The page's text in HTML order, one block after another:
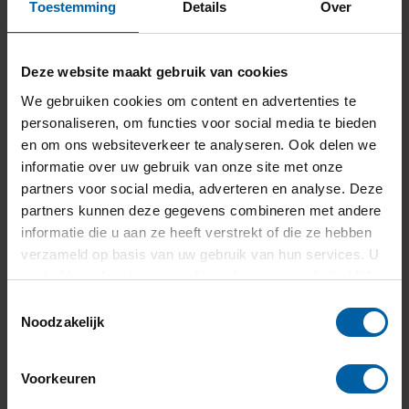
Toestemming Details Over
Deze website maakt gebruik van cookies
We gebruiken cookies om content en advertenties te
personaliseren, om functies voor social media te bieden
en om ons websiteverkeer te analyseren. Ook delen we
informatie over uw gebruik van onze site met onze
partners voor social media, adverteren en analyse. Deze
partners kunnen deze gegevens combineren met andere
informatie die u aan ze heeft verstrekt of die ze hebben
verzameld op basis van uw gebruik van hun services. U
gaat akkoord met onze cookies als u onze website blijft
Noodzakelijk
Voorkeuren
Contact
press@buas.nl
+31 (0)76 - 533 22 00